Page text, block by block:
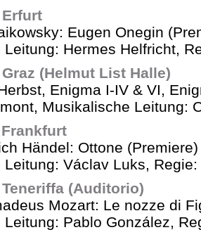
Erfurt
Eugen Onegin
Hermes Helfricht,
Graz (Helmut List Halle)
Enigma I-IV & VI,
Musikalische Leitung:
Frankfurt
Händel: Ottone (Premiere)
Leitung: Václav Luks,
Teneriffa (Auditorio)
Mozart: Le nozze di
Pablo González,